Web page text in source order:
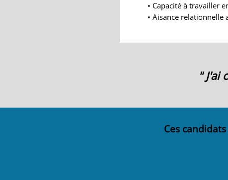
• Capacité à travailler
• Aisance relationnelle
" J'ai
Ces